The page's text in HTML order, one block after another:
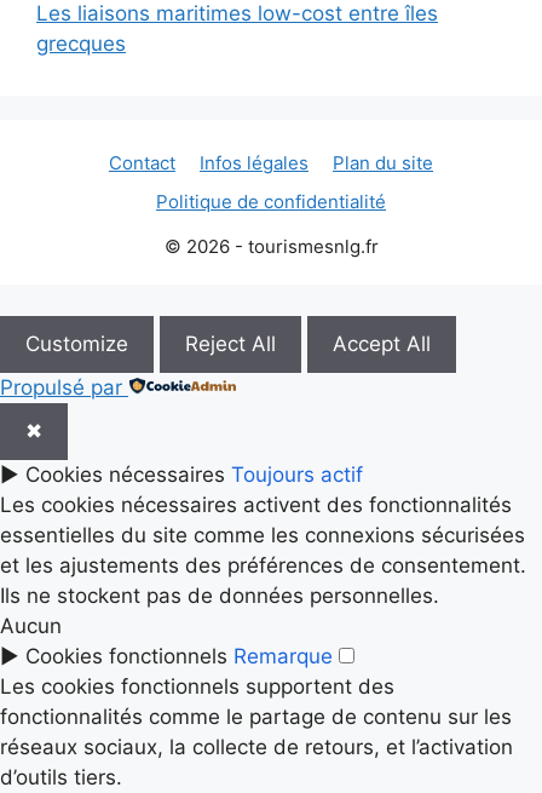
Les liaisons maritimes low-cost entre îles
grecques
Contact Infos légales
Plan du site
Politique de confidentialité
© 2026 - tourismesnlg.fr
Customize Reject All
Accept All
Propulsé par
✖
► Cookies nécessaires Toujours actif
Les cookies nécessaires activent des fonctionnalités
essentielles du site comme les connexions sécurisées
et les ajustements des préférences de consentement.
Ils ne stockent pas de données personnelles.
Aucun
► Cookies fonctionnels Remarque
Les cookies fonctionnels supportent des
fonctionnalités comme le partage de contenu sur les
réseaux sociaux, la collecte de retours, et l’activation
d’outils tiers.